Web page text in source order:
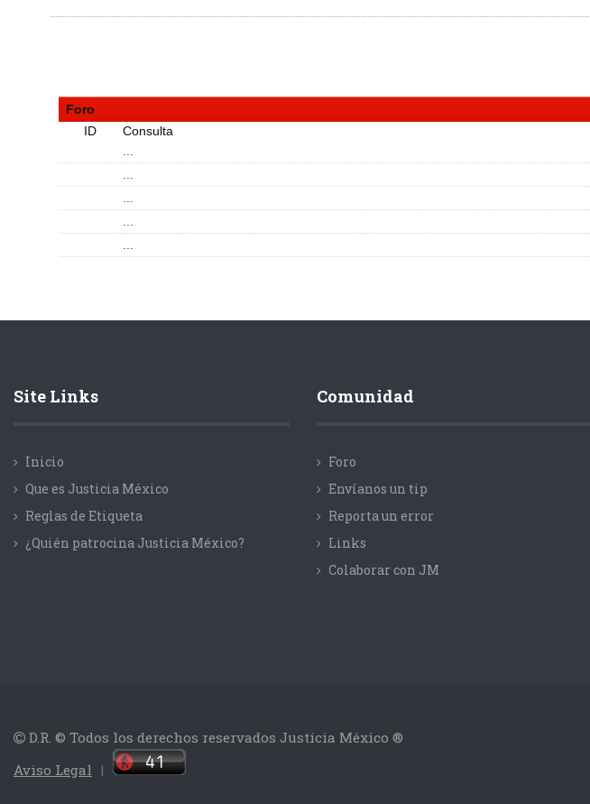
Foro
ID
Consulta
Site Links
Inicio
Que es Justicia México
Reglas de Etiqueta
¿Quién patrocina Justicia México?
Comunidad
Foro
Envíanos un tip
Reporta un error
Links
Colaborar con JM
D.R. © Todos los derechos reservados Justicia México ®
Aviso Legal |